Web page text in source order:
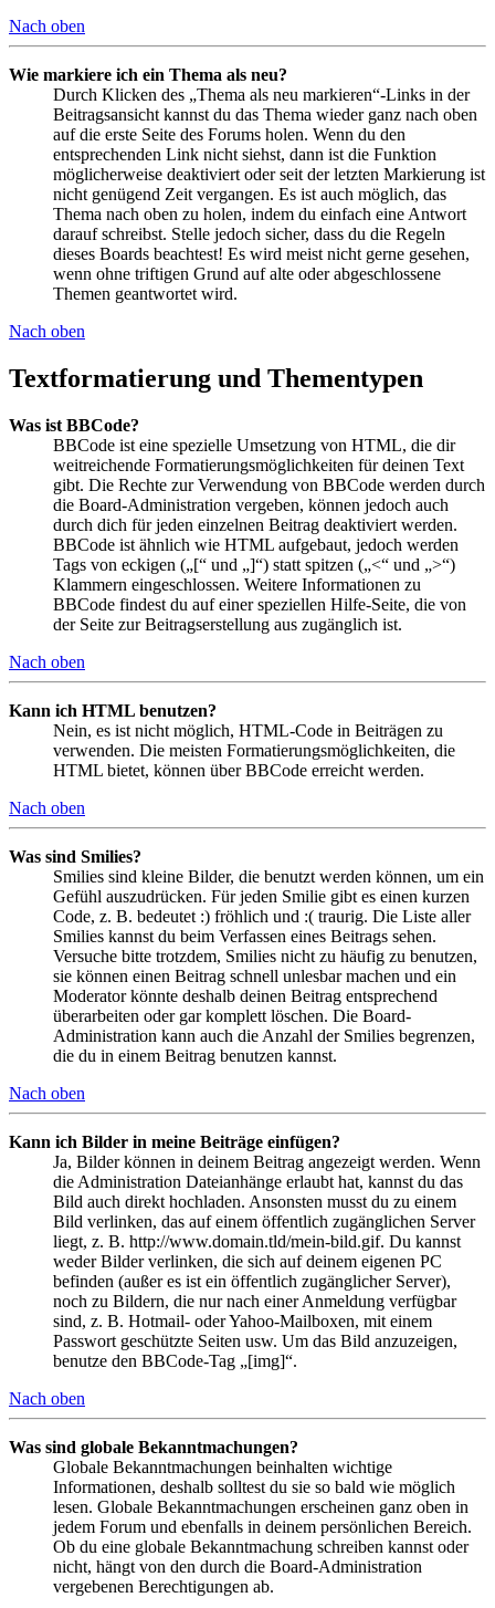
Nach oben
Wie markiere ich ein Thema als neu?
Durch Klicken des „Thema als neu markieren“-Links in der
Beitragsansicht kannst du das Thema wieder ganz nach oben
auf die erste Seite des Forums holen. Wenn du den
entsprechenden Link nicht siehst, dann ist die Funktion
möglicherweise deaktiviert oder seit der letzten Markierung ist
nicht genügend Zeit vergangen. Es ist auch möglich, das
Thema nach oben zu holen, indem du einfach eine Antwort
darauf schreibst. Stelle jedoch sicher, dass du die Regeln
dieses Boards beachtest! Es wird meist nicht gerne gesehen,
wenn ohne triftigen Grund auf alte oder abgeschlossene
Themen geantwortet wird.
Nach oben
Textformatierung und Thementypen
Was ist BBCode?
BBCode ist eine spezielle Umsetzung von HTML, die dir
weitreichende Formatierungsmöglichkeiten für deinen Text
gibt. Die Rechte zur Verwendung von BBCode werden durch
die Board-Administration vergeben, können jedoch auch
durch dich für jeden einzelnen Beitrag deaktiviert werden.
BBCode ist ähnlich wie HTML aufgebaut, jedoch werden
Tags von eckigen („[“ und „]“) statt spitzen („<“ und „>“)
Klammern eingeschlossen. Weitere Informationen zu
BBCode findest du auf einer speziellen Hilfe-Seite, die von
der Seite zur Beitragserstellung aus zugänglich ist.
Nach oben
Kann ich HTML benutzen?
Nein, es ist nicht möglich, HTML-Code in Beiträgen zu
verwenden. Die meisten Formatierungsmöglichkeiten, die
HTML bietet, können über BBCode erreicht werden.
Nach oben
Was sind Smilies?
Smilies sind kleine Bilder, die benutzt werden können, um ein
Gefühl auszudrücken. Für jeden Smilie gibt es einen kurzen
Code, z. B. bedeutet :) fröhlich und :( traurig. Die Liste aller
Smilies kannst du beim Verfassen eines Beitrags sehen.
Versuche bitte trotzdem, Smilies nicht zu häufig zu benutzen,
sie können einen Beitrag schnell unlesbar machen und ein
Moderator könnte deshalb deinen Beitrag entsprechend
überarbeiten oder gar komplett löschen. Die Board-
Administration kann auch die Anzahl der Smilies begrenzen,
die du in einem Beitrag benutzen kannst.
Nach oben
Kann ich Bilder in meine Beiträge einfügen?
Ja, Bilder können in deinem Beitrag angezeigt werden. Wenn
die Administration Dateianhänge erlaubt hat, kannst du das
Bild auch direkt hochladen. Ansonsten musst du zu einem
Bild verlinken, das auf einem öffentlich zugänglichen Server
liegt, z. B. http://www.domain.tld/mein-bild.gif. Du kannst
weder Bilder verlinken, die sich auf deinem eigenen PC
befinden (außer es ist ein öffentlich zugänglicher Server),
noch zu Bildern, die nur nach einer Anmeldung verfügbar
sind, z. B. Hotmail- oder Yahoo-Mailboxen, mit einem
Passwort geschützte Seiten usw. Um das Bild anzuzeigen,
benutze den BBCode-Tag „[img]“.
Nach oben
Was sind globale Bekanntmachungen?
Globale Bekanntmachungen beinhalten wichtige
Informationen, deshalb solltest du sie so bald wie möglich
lesen. Globale Bekanntmachungen erscheinen ganz oben in
jedem Forum und ebenfalls in deinem persönlichen Bereich.
Ob du eine globale Bekanntmachung schreiben kannst oder
nicht, hängt von den durch die Board-Administration
vergebenen Berechtigungen ab.